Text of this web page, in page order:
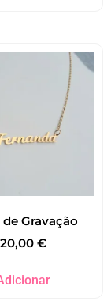
Gravação
20,00 €